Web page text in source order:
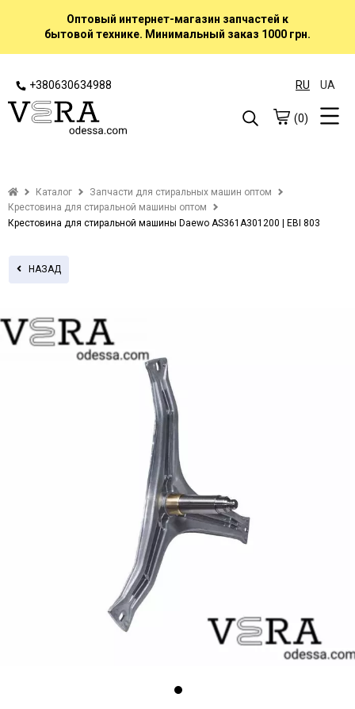
Оптовый интернет-магазин запчастей к
бытовой технике. Минимальный заказ 1000 грн.
+380630634988 RU UA
(0)
Каталог
Запчасти для стиральных машин оптом
Крестовина для стиральной машины оптом
Крестовина для стиральной машины Daewo AS361A301200 | EBI 803
НАЗАД